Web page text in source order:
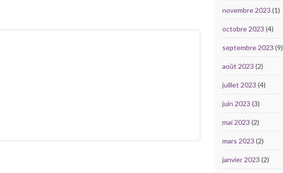
novembre 2023 (1)
octobre 2023 (4)
septembre 2023 (9)
août 2023 (2)
juillet 2023 (4)
juin 2023 (3)
mai 2023 (2)
mars 2023 (2)
janvier 2023 (2)